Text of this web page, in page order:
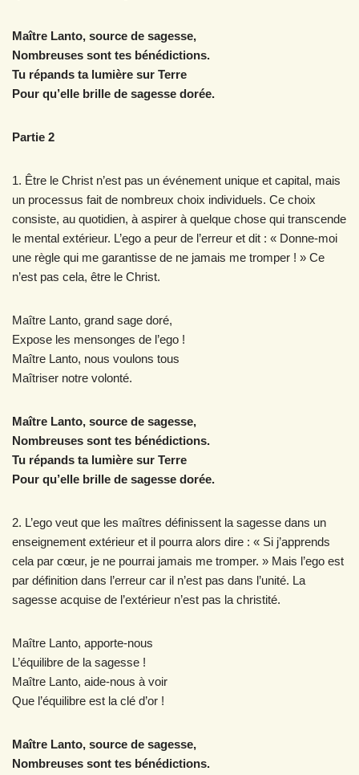
Maître Lanto, source de sagesse,
Nombreuses sont tes bénédictions.
Tu répands ta lumière sur Terre
Pour qu’elle brille de sagesse dorée.
Partie 2
1. Être le Christ n’est pas un événement unique et capital, mais
un processus fait de nombreux choix individuels. Ce choix
consiste, au quotidien, à aspirer à quelque chose qui transcende
le mental extérieur. L’ego a peur de l’erreur et dit : « Donne-moi
une règle qui me garantisse de ne jamais me tromper ! » Ce
n’est pas cela, être le Christ.
Maître Lanto, grand sage doré,
Expose les mensonges de l’ego !
Maître Lanto, nous voulons tous
Maîtriser notre volonté.
Maître Lanto, source de sagesse,
Nombreuses sont tes bénédictions.
Tu répands ta lumière sur Terre
Pour qu’elle brille de sagesse dorée.
2. L’ego veut que les maîtres définissent la sagesse dans un
enseignement extérieur et il pourra alors dire : « Si j’apprends
cela par cœur, je ne pourrai jamais me tromper. » Mais l’ego est
par définition dans l’erreur car il n’est pas dans l’unité. La
sagesse acquise de l’extérieur n’est pas la christité.
Maître Lanto, apporte-nous
L’équilibre de la sagesse !
Maître Lanto, aide-nous à voir
Que l’équilibre est la clé d’or !
Maître Lanto, source de sagesse,
Nombreuses sont tes bénédictions.